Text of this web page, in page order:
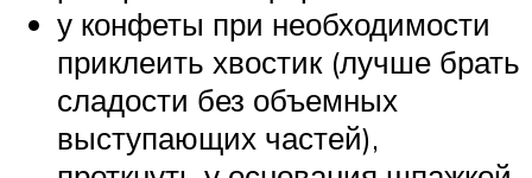
у конфеты при необходимости
приклеить хвостик (лучше брать
сладости без объемных
выступающих частей),